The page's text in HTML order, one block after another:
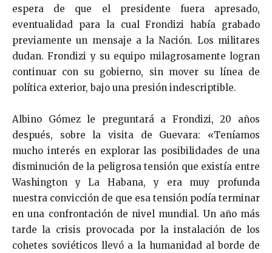
espera de que el presidente fuera apresado,
eventualidad para la cual Frondizi había grabado
previamente un mensaje a la Nación. Los militares
dudan. Frondizi y su equipo milagrosamente logran
continuar con su gobierno, sin mover su línea de
política exterior, bajo una presión indescriptible.
Albino Gómez le preguntará a Frondizi, 20 años
después, sobre la visita de Guevara: «Teníamos
mucho interés en explorar las posibilidades de una
disminución de la peligrosa tensión que existía entre
Washington y La Habana, y era muy profunda
nuestra convicción de que esa tensión podía terminar
en una confrontación de nivel mundial. Un año más
tarde la crisis provocada por la instalación de los
cohetes soviéticos llevó a la humanidad al borde de